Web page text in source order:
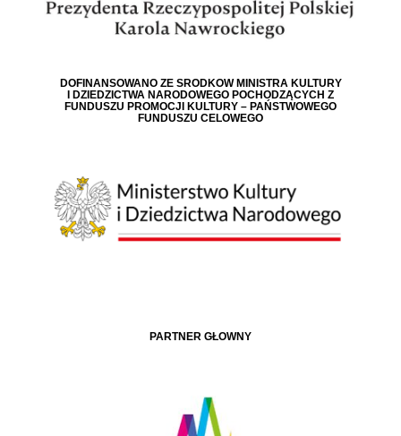
DOFINANSOWANO ZE ŚRODKÓW MINISTRA KULTURY
I DZIEDZICTWA NARODOWEGO POCHODZĄCYCH Z
FUNDUSZU PROMOCJI KULTURY – PAŃSTWOWEGO
FUNDUSZU CELOWEGO
PARTNER GŁÓWNY